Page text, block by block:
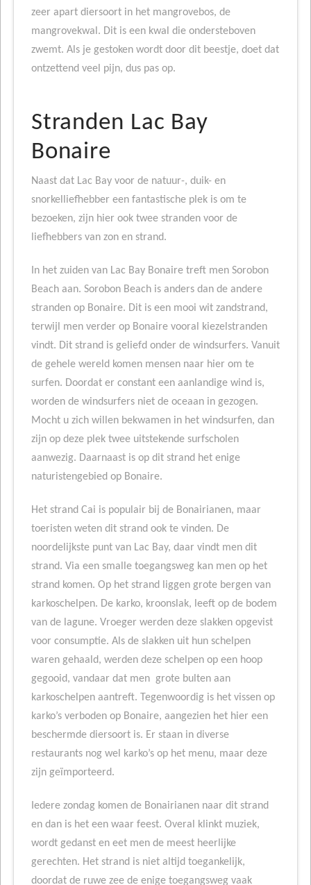
zeer apart diersoort in het mangrovebos, de
mangrovekwal. Dit is een kwal die ondersteboven
zwemt. Als je gestoken wordt door dit beestje, doet dat
ontzettend veel pijn, dus pas op.
Stranden Lac Bay
Bonaire
Naast dat Lac Bay voor de natuur-, duik- en
snorkelliefhebber een fantastische plek is om te
bezoeken, zijn hier ook twee stranden voor de
liefhebbers van zon en strand.
In het zuiden van Lac Bay Bonaire treft men Sorobon
Beach aan. Sorobon Beach is anders dan de andere
stranden op Bonaire. Dit is een mooi wit zandstrand,
terwijl men verder op Bonaire vooral kiezelstranden
vindt. Dit strand is geliefd onder de windsurfers. Vanuit
de gehele wereld komen mensen naar hier om te
surfen. Doordat er constant een aanlandige wind is,
worden de windsurfers niet de oceaan in gezogen.
Mocht u zich willen bekwamen in het windsurfen, dan
zijn op deze plek twee uitstekende surfscholen
aanwezig. Daarnaast is op dit strand het enige
naturistengebied op Bonaire.
Het strand Cai is populair bij de Bonairianen, maar
toeristen weten dit strand ook te vinden. De
noordelijkste punt van Lac Bay, daar vindt men dit
strand. Via een smalle toegangsweg kan men op het
strand komen. Op het strand liggen grote bergen van
karkoschelpen. De karko, kroonslak, leeft op de bodem
van de lagune. Vroeger werden deze slakken opgevist
voor consumptie. Als de slakken uit hun schelpen
waren gehaald, werden deze schelpen op een hoop
gegooid, vandaar dat men grote bulten aan
karkoschelpen aantreft. Tegenwoordig is het vissen op
karko’s verboden op Bonaire, aangezien het hier een
beschermde diersoort is. Er staan in diverse
restaurants nog wel karko’s op het menu, maar deze
zijn geïmporteerd.
Iedere zondag komen de Bonairianen naar dit strand
en dan is het een waar feest. Overal klinkt muziek,
wordt gedanst en eet men de meest heerlijke
gerechten. Het strand is niet altijd toegankelijk,
doordat de ruwe zee de enige toegangsweg vaak